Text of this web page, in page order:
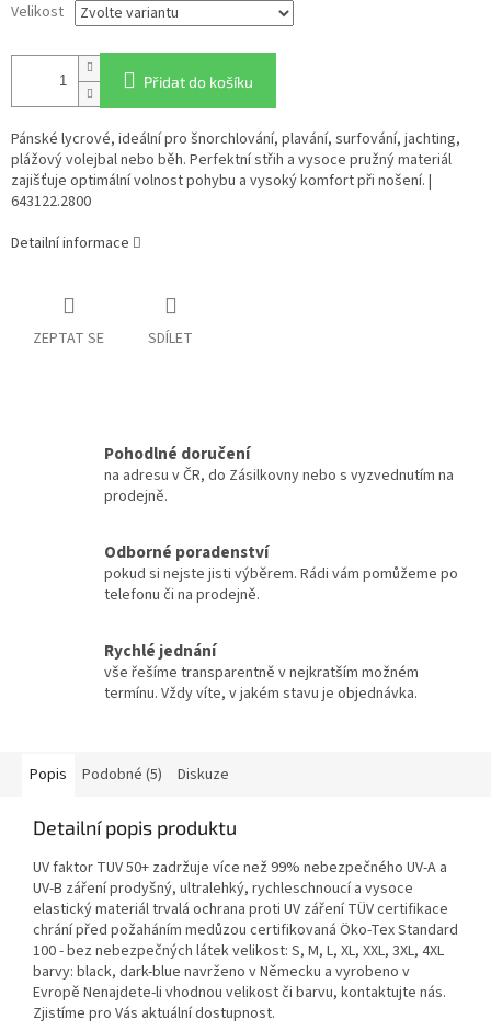
Velikost
Přidat do košíku
Pánské lycrové, ideální pro šnorchlování, plavání, surfování, jachting,
plážový volejbal nebo běh. Perfektní střih a vysoce pružný materiál
zajišťuje optimální volnost pohybu a vysoký komfort při nošení. |
643122.2800
Detailní informace
ZEPTAT SE SDÍLET
Pohodlné doručení
na adresu v ČR, do Zásilkovny nebo s vyzvednutím na
prodejně.
Odborné poradenství
pokud si nejste jisti výběrem. Rádi vám pomůžeme po
telefonu či na prodejně.
Rychlé jednání
vše řešíme transparentně v nejkratším možném
termínu. Vždy víte, v jakém stavu je objednávka.
Popis Podobné (5) Diskuze
Detailní popis produktu
UV faktor TUV 50+ zadržuje více než 99% nebezpečného UV-A a
UV-B záření prodyšný, ultralehký, rychleschnoucí a vysoce
elastický materiál trvalá ochrana proti UV záření TÜV certifikace
chrání před požaháním medůzou certifikovaná Öko-Tex Standard
100 - bez nebezpečných látek velikost: S, M, L, XL, XXL, 3XL, 4XL
barvy: black, dark-blue navrženo v Německu a vyrobeno v
Evropě Nenajdete-li vhodnou velikost či barvu, kontaktujte nás.
Zjistíme pro Vás aktuální dostupnost.